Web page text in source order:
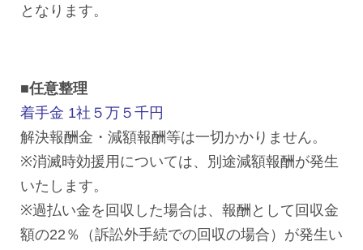
となります。
■任意整理
着手金 1社５万５千円
解決報酬金・減額報酬等は一切かかりません。
※消滅時効援用については、別途減額報酬が発生
いたします。
※過払い金を回収した場合は、報酬として回収金
額の22％（訴訟外手続での回収の場合）が発生い